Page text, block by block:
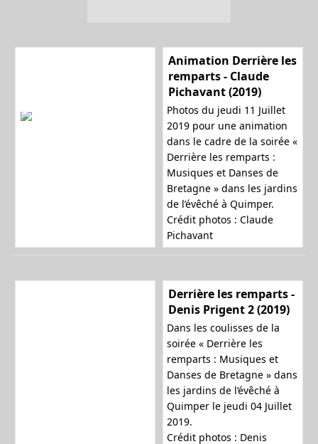
Animation Derrière les
remparts - Claude
Pichavant (2019)
Photos du jeudi 11 Juillet
2019 pour une animation
dans le cadre de la soirée «
Derrière les remparts :
Musiques et Danses de
Bretagne » dans les jardins
de l’évêché à Quimper.
Crédit photos : Claude
Pichavant
Derrière les remparts -
Denis Prigent 2 (2019)
Dans les coulisses de la
soirée « Derrière les
remparts : Musiques et
Danses de Bretagne » dans
les jardins de l’évêché à
Quimper le jeudi 04 Juillet
2019.
Crédit photos : Denis